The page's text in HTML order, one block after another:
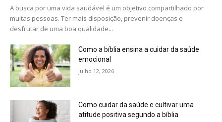
A busca por uma vida saudável é um objetivo compartilhado por
muitas pessoas. Ter mais disposição, prevenir doenças e
desfrutar de uma boa qualidade...
Como a bíblia ensina a cuidar da saúde
emocional
julho 12, 2026
Como cuidar da saúde e cultivar uma
atitude positiva segundo a bíblia